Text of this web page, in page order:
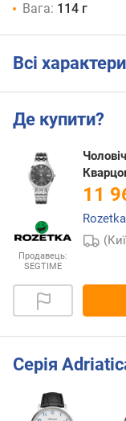
Вага: 114 г
Всі
Де купити?
Продавець:
SEGTIME
11
Серія